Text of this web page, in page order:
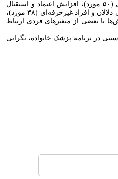
شامل کاهش هزینه­‌های درمانی (۶۵ مورد)، کاهش مصرف داروهای صنعتی (۵۲ مورد)، کاهش عوارض دارویی (۵۰ مورد)، افزایش اعتماد و استقبال
مردم (۴۲ مورد) و بیشترین چالش­‌های مطرح شده شامل: نبود زیرساخت­‌های لازم (۶۳ مورد)، امکان سودجویی دلالان و افراد غیرحرفه­‌ای (۳۸ مورد)،
بین تعداد دستاوردها و چالش­‌ها با بعضی از متغیرهای فردی ارتباط
در برنامه پزشک خانواده­، نگرانی­‌